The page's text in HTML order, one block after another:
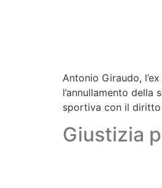
Antonio Giraudo,
l’annullamento
sportiva con il
Giustizia